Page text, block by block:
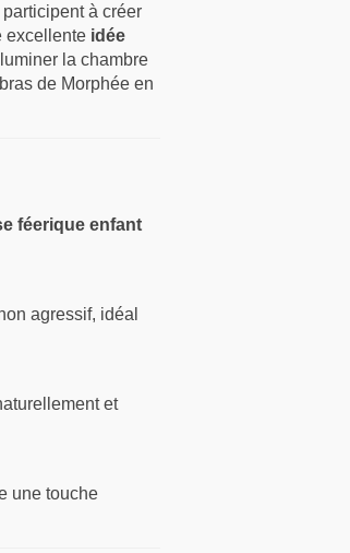
participent à créer
excellente idée
la chambre
de Morphée en
féerique enfant
agressif, idéal
et
une touche